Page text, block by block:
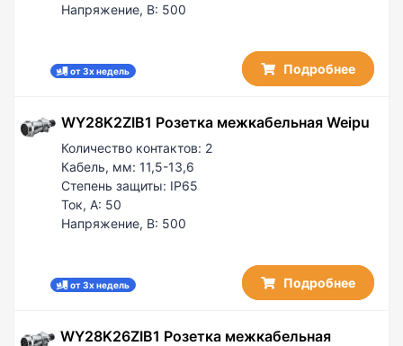
Напряжение, В: 500
от 3х недель Подробнее
WY28K2ZIB1 Розетка межкабельная Weipu
Количество контактов: 2
Кабель, мм: 11,5-13,6
Степень защиты: IP65
Ток, А: 50
Напряжение, В: 500
от 3х недель Подробнее
WY28K26ZIB1 Розетка межкабельная